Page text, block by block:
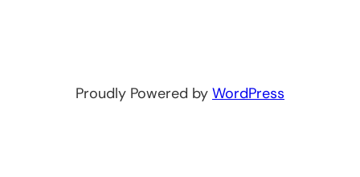
Proudly Powered by WordPress